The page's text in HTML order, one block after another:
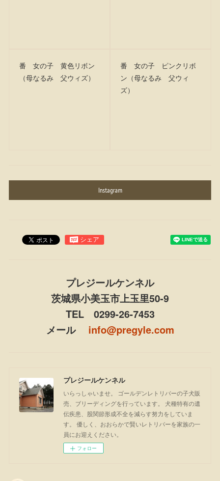
番 女の子 黄色リボン
（母なるみ 父ウィズ）
番 女の子 ピンクリボ
ン（母なるみ 父ウィ
ズ）
Instagram
プレジールケンネル
茨城県小美玉市上玉里50-9
TEL 0299-26-7453
メール info@pregyle.com
プレジールケンネル
いらっしゃいませ。 ゴールデンレトリバーの子犬販
売、ブリーディングを行っています。 犬種特有の遺
伝疾患、股関節形成不全を減らす努力をしていま
す。 優しく、おおらかで賢いレトリバーを家族の一
員にお迎えください。
フォロー